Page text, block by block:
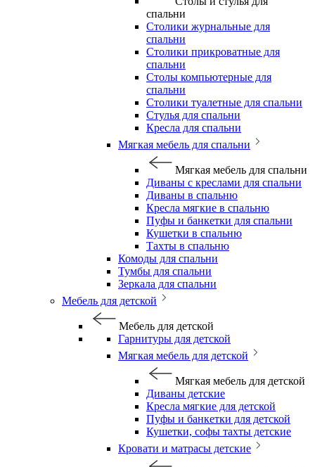
спальни
Столики журнальные для
спальни
Столики прикроватные для
спальни
Столы компьютерные для
спальни
Столики туалетные для спальни
Стулья для спальни
Кресла для спальни
Мягкая мебель для спальни
Мягкая мебель для спальни
Диваны с креслами для спальни
Диваны в спальню
Кресла мягкие в спальню
Пуфы и банкетки для спальни
Кушетки в спальню
Тахты в спальню
Комоды для спальни
Тумбы для спальни
Зеркала для спальни
Мебель для детской
Мебель для детской
Гарнитуры для детской
Мягкая мебель для детской
Мягкая мебель для детской
Диваны детские
Кресла мягкие для детской
Пуфы и банкетки для детской
Кушетки, софы тахты детские
Кровати и матрасы детские